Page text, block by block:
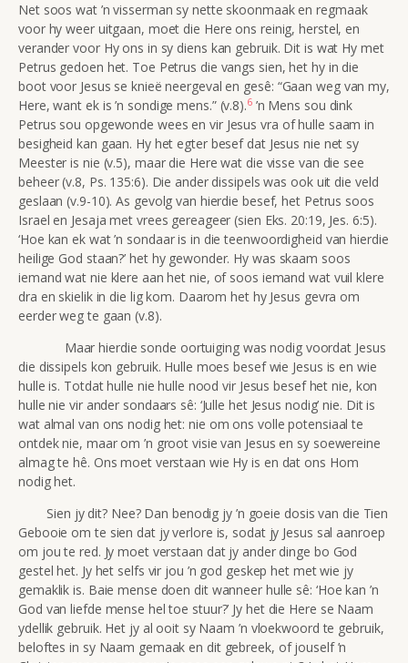
Net soos wat ’n visserman sy nette skoonmaak en regmaak
voor hy weer uitgaan, moet die Here ons reinig, herstel, en
verander voor Hy ons in sy diens kan gebruik. Dit is wat Hy met
Petrus gedoen het. Toe Petrus die vangs sien, het hy in die
boot voor Jesus se knieë neergeval en gesê: “Gaan weg van my,
Here, want ek is ’n sondige mens.”(v.8).6’n Mens sou dink
Petrus sou opgewonde wees en vir Jesus vra of hulle saam in
besigheid kan gaan. Hy het egter besef dat Jesus nie net sy
Meester is nie (v.5), maar die Here wat die visse van die see
beheer (v.8, Ps. 135:6). Die ander dissipels was ook uit die veld
geslaan (v.9-10). As gevolg van hierdie besef, het Petrus soos
Israel en Jesaja met vrees gereageer (sien Eks. 20:19, Jes. 6:5).
‘Hoe kan ek wat ’n sondaar is in die teenwoordigheid van hierdie
heilige God staan?’ het hy gewonder. Hy was skaam soos
iemand wat nie klere aan het nie, of soos iemand wat vuil klere
dra en skielik in die lig kom. Daarom het hy Jesus gevra om
eerder weg te gaan (v.8).
Maar hierdie sonde oortuiging was nodig voordat Jesus
die dissipels kon gebruik. Hulle moes besef wie Jesus is en wie
hulle is. Totdat hulle nie hulle nood vir Jesus besef het nie, kon
hulle nie vir ander sondaars sê: ‘Julle het Jesus nodig’ nie. Dit is
wat almal van ons nodig het: nie om ons volle potensiaal te
ontdek nie, maar om ’n groot visie van Jesus en sy soewereine
almag te hê. Ons moet verstaan wie Hy is en dat ons Hom
nodig het.
Sien jy dit? Nee? Dan benodig jy ’n goeie dosis van die Tien
Gebooie om te sien dat jy verlore is, sodat jy Jesus sal aanroep
om jou te red. Jy moet verstaan dat jy ander dinge bo God
gestel het. Jy het selfs vir jou ’n god geskep het met wie jy
gemaklik is. Baie mense doen dit wanneer hulle sê: ‘Hoe kan ’n
God van liefde mense hel toe stuur?’ Jy het die Here se Naam
ydellik gebruik. Het jy al ooit sy Naam ’n vloekwoord te gebruik,
beloftes in sy Naam gemaak en dit gebreek, of jouself ’n